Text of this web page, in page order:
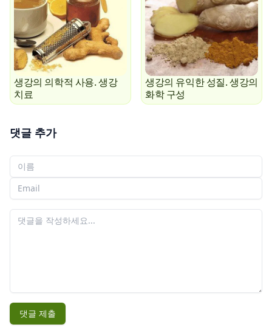
생강의 의학적 사용. 생강
치료
생강의 유익한 성질. 생강의
화학 구성
댓글 추가
당신의 이름
당신의 이메일
당신의 댓글
댓글 제출